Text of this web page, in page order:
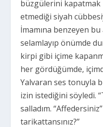
büzgülerini kapatmak
etmediği siyah
İmamına benzeyen
selamlayıp önümde
kirpi gibi içime
her gördüğümde,
Yalvaran ses tonuyla
izin istediğini söyledi.
salladım.
tarikattansınız?”